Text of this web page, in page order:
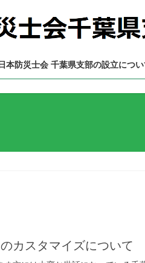
日本防災士会 千葉県支部の設立につい
カスタマイズについて